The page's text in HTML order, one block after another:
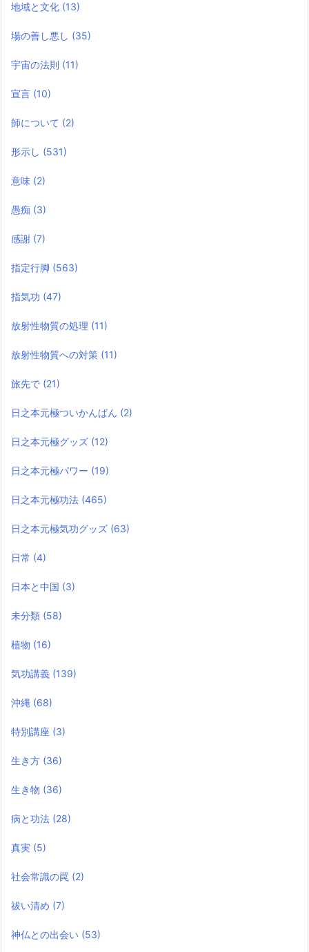
地域と文化 (13)
場の善し悪し (35)
宇宙の法則 (11)
宣言 (10)
師について (2)
形示し (531)
意味 (2)
愚痴 (3)
感謝 (7)
指定行脚 (563)
指気功 (47)
放射性物質の処理 (11)
放射性物質への対策 (11)
旅先で (21)
日之本元極ついかんばん (2)
日之本元極グッズ (12)
日之本元極パワー (19)
日之本元極功法 (465)
日之本元極気功グッズ (63)
日常 (4)
日本と中国 (3)
未分類 (58)
植物 (16)
気功講義 (139)
沖縄 (68)
特別講座 (3)
生き方 (36)
生き物 (36)
病と功法 (28)
真実 (5)
社会常識の罠 (2)
祓い清め (7)
神仏との出会い (53)